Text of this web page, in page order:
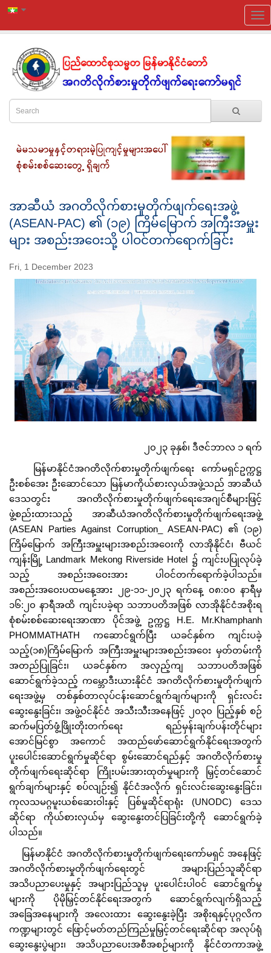
အာဆီယံ အဂတိလိုက်စားမှုတိုက်ဖျက်ရေးအဖွဲ့
(ASEAN-PAC) ၏ (၁၉) ကြိမ်မြောက် အကြီးအမှူး
များ အစည်းအဝေးသို့ ပါဝင်တက်ရောက်ခြင်း
Fri, 1 December 2023
၂၀၂၃ ခုနှစ်၊ ဒီဇင်ဘာလ ၁ ရက်
မြန်မာနိုင်ငံအဂတိလိုက်စားမှုတိုက်ဖျက်ရေး ကော်မရှင်ဥက္ကဋ္ဌ
ဦးစစ်အေး ဦးဆောင်သော မြန်မာကိုယ်စားလှယ်အဖွဲ့သည် အာဆီယံ
ဒေသတွင်း အဂတိလိုက်စားမှုတိုက်ဖျက်ရေးအေဂျင်စီများဖြင့်
ဖွဲ့စည်းထားသည့် အာဆီယံအဂတိလိုက်စားမှုတိုက်ဖျက်ရေးအဖွဲ့
(ASEAN Parties Against Corruption_ ASEAN-PAC) ၏ (၁၉)
ကြိမ်မြောက် အကြီးအမှူးများအစည်းအဝေးကို လာအိုနိုင်ငံ၊ ဗီယင်
ကျန်းမြို့ Landmark Mekong Riverside Hotel ၌ ကျင်းပပြုလုပ်ခဲ့
သည့် အစည်းအဝေးအား ပါဝင်တက်ရောက်ခဲ့ပါသည်။
အစည်းအဝေးပထမနေ့အား ၂၉-၁၁-၂၀၂၃ ရက်နေ့ ၀၈:၀၀ နာရီမှ
၁၆:၂၀ နာရီအထိ ကျင်းပခဲ့ရာ သဘာပတိအဖြစ် လာအိုနိုင်ငံအစိုးရ
စုံစမ်းစစ်ဆေးရေးအာဏာ ပိုင်အဖွဲ့ ဥက္ကဋ္ဌ H.E. Mr.Khamphanh
PHOMMATHATH ကဆောင်ရွက်ပြီး ယခင်နှစ်က ကျင်းပခဲ့
သည့်(၁၈)ကြိမ်မြောက် အကြီးအမှူးများအစည်းအဝေး မှတ်တမ်းကို
အတည်ပြုခြင်း၊ ယခင်နှစ်က အလှည့်ကျ သဘာပတိအဖြစ်
ဆောင်ရွက်ခဲ့သည့် ကမ္ဘောဒီးယားနိုင်ငံ အဂတိလိုက်စားမှုတိုက်ဖျက်
ရေးအဖွဲ့မှ တစ်နှစ်တာလုပ်ငန်းဆောင်ရွက်ချက်များကို ရှင်းလင်း
ဆွေးနွေးခြင်း၊ အဖွဲ့ဝင်နိုင်ငံ အသီးသီးအနေဖြင့် ၂၀၃၀ ပြည့်နှစ် စဉ်
ဆက်မပြတ်ဖွံ့ဖြိုးတိုးတက်ရေး ရည်မှန်းချက်ပန်းတိုင်များ
အောင်မြင်စွာ အကောင် အထည်ဖော်ဆောင်ရွက်နိုင်ရေးအတွက်
ပူးပေါင်းဆောင်ရွက်မှုဆိုင်ရာ စွမ်းဆောင်ရည်နှင့် အဂတိလိုက်စားမှု
တိုက်ဖျက်ရေးဆိုင်ရာ ကြိုးပမ်းအားထုတ်မှုများကို မြှင့်တင်ဆောင်
ရွက်ချက်များနှင့် စပ်လျဉ်း၍ နိုင်ငံအလိုက် ရှင်းလင်းဆွေးနွေးခြင်း၊
ကုလသမဂ္ဂမူးယစ်ဆေးဝါးနှင့် ပြစ်မှုဆိုင်ရာရုံး (UNODC) ဒေသ
ဆိုင်ရာ ကိုယ်စားလှယ်မှ ဆွေးနွေးတင်ပြခြင်းတို့ကို ဆောင်ရွက်ခဲ့
ပါသည်။
မြန်မာနိုင်ငံ အဂတိလိုက်စားမှုတိုက်ဖျက်ရေးကော်မရှင် အနေဖြင့်
အဂတိလိုက်စားမှုတိုက်ဖျက်ရေးတွင် အများပြည်သူဆိုင်ရာ
အသိပညာပေးမှုနှင့် အများပြည်သူမှ ပူးပေါင်းပါဝင် ဆောင်ရွက်မှု
များကို ပိုမိုမြှင့်တင်နိုင်ရေးအတွက် ဆောင်ရွက်လျက်ရှိသည့်
အခြေအနေများကို အလေးထား ဆွေးနွေးခဲ့ပြီး အစိုးရနှင့်ပုဂ္ဂလိက
ကဏ္ဍများတွင် ဖြောင့်မတ်တည်ကြည်မှုမြှင့်တင်ရေးဆိုင်ရာ အလုပ်ရုံ
ဆွေးနွေးပွဲများ၊ အသိပညာပေးအစီအစဉ်များကို နိုင်ငံတကာအဖွဲ့